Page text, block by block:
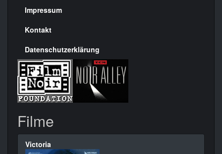
Seite
Impressum
Kontakt
Datenschutzerklärung
Filme
Victoria